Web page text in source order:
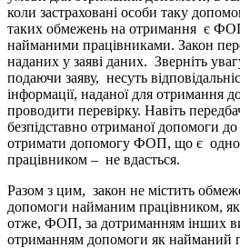
коли застраховані особи таку
таких обмежень на отримання є
найманими працівниками. Закон
наданих у заяві даних. Зверніть
подаючи заяву, несуть
інформації, наданої для отримання
проводити перевірку. Навіть
безпідставно отриманої допомоги
отримати допомогу ФОП, що є
працівником – не вдасться.
Разом з цим, закон не містить
допомоги найманим працівником,
отже, ФОП, за дотриманням інших
отриманням допомоги як найманий